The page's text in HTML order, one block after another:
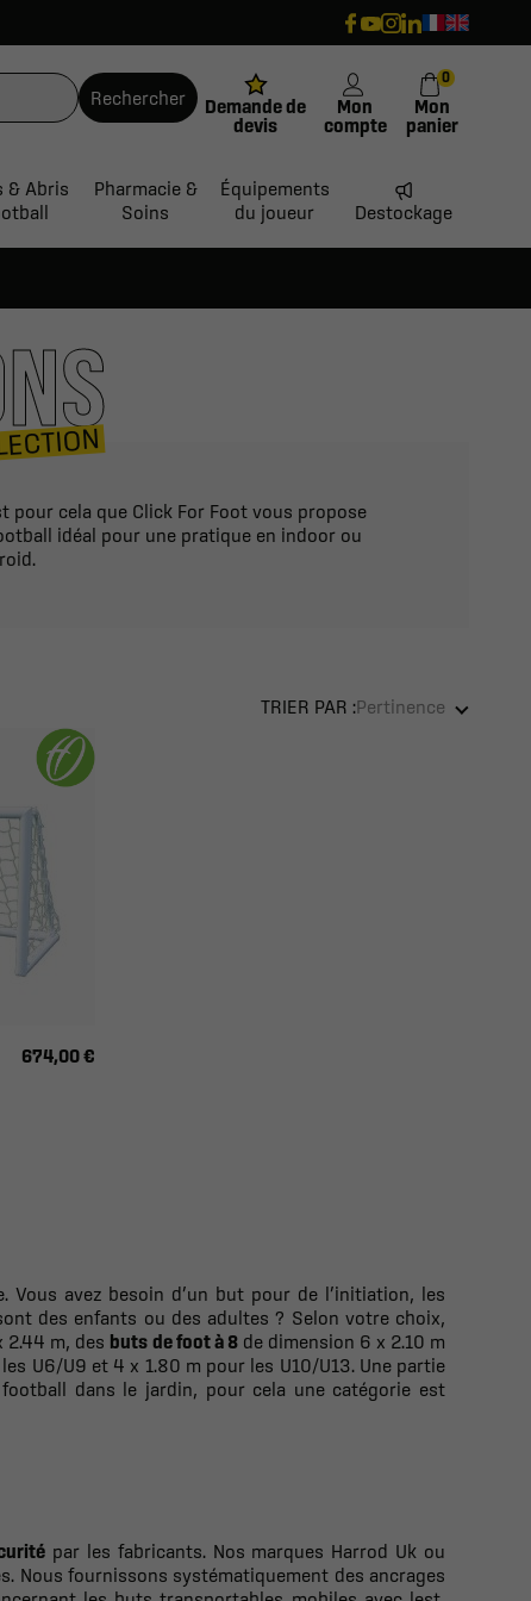
Rechercher
Demande de
devis
Mon
compte
Mon
panier
0
& Abris
Pharmacie &
Soins
Équipements
du joueur
Destockage
pour cela que Click For Foot vous propose
idéal pour une pratique en indoor ou
TRIER PAR :Pertinence
674,00 €
avez besoin d’un but pour de l’initiation, les
des enfants ou des adultes ? Selon votre choix,
2.44 m, des buts de foot à 8de dimension 6 x 2.10 m
U6/U9 et 4 x 1.80 m pour les U10/U13. Une partie
dans le jardin, pour cela une catégorie est
par les fabricants. Nos marques Harrod Uk ou
Nous fournissons systématiquement des ancrages